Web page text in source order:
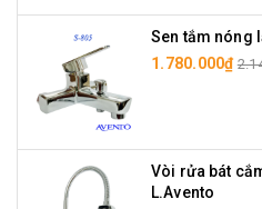
Sen tắm nóng
1.780.000₫
Vòi rửa bát
L.Avento